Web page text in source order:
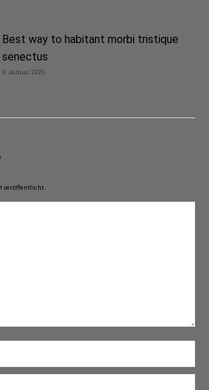
Best way to habitant morbi tristique
senectus
9. Januar 2020
veröffentlicht.